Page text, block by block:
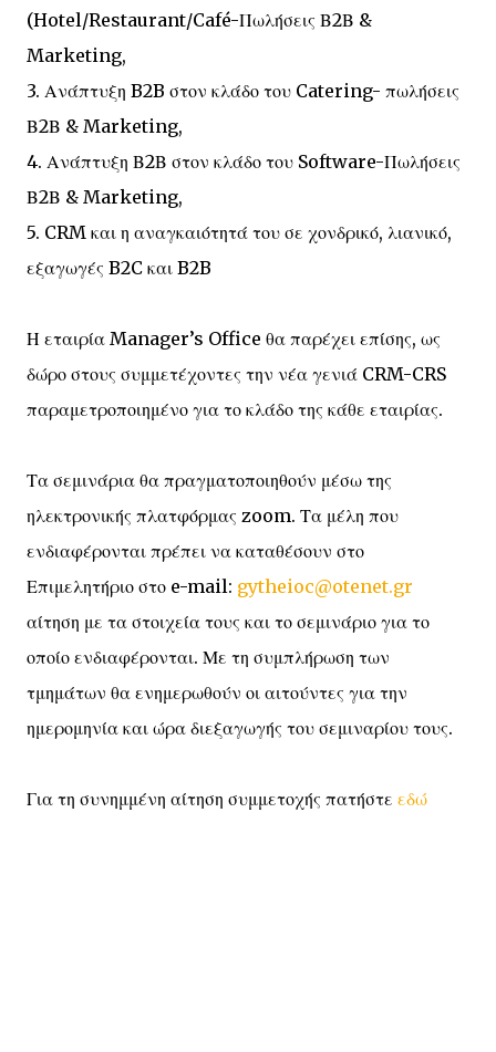
(Hotel/Restaurant/Café-Πωλήσεις Β2Β &
Marketing,
3. Ανάπτυξη B2B στον κλάδο του Catering- πωλήσεις
Β2Β & Marketing,
4. Ανάπτυξη Β2Β στον κλάδο του Software-Πωλήσεις
Β2Β & Marketing,
5. CRM και η αναγκαιότητά του σε χονδρικό, λιανικό,
εξαγωγές B2C και B2B
Η εταιρία Manager’s Office θα παρέχει επίσης, ως
δώρο στους συμμετέχοντες την νέα γενιά CRM-CRS
παραμετροποιημένο για το κλάδο της κάθε εταιρίας.
Τα σεμινάρια θα πραγματοποιηθούν μέσω της
ηλεκτρονικής πλατφόρμας zoom. Τα μέλη που
ενδιαφέρονται πρέπει να καταθέσουν στο
Επιμελητήριο στο e-mail: gytheioc@otenet.gr
αίτηση με τα στοιχεία τους και το σεμινάριο για το
οποίο ενδιαφέρονται. Με τη συμπλήρωση των
τμημάτων θα ενημερωθούν οι αιτούντες για την
ημερομηνία και ώρα διεξαγωγής του σεμιναρίου τους.
Για τη συνημμένη αίτηση συμμετοχής πατήστε εδώ